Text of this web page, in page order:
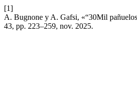
[1]
A. Bugnone y A. Gafsi, «“30Mil
43, pp. 223–259, nov. 2025.